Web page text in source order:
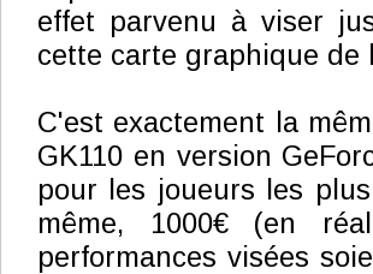
effet parvenu à viser
cette carte graphique de
C'est exactement la
GK110 en version
pour les joueurs les
même, 1000€ (en
performances visées